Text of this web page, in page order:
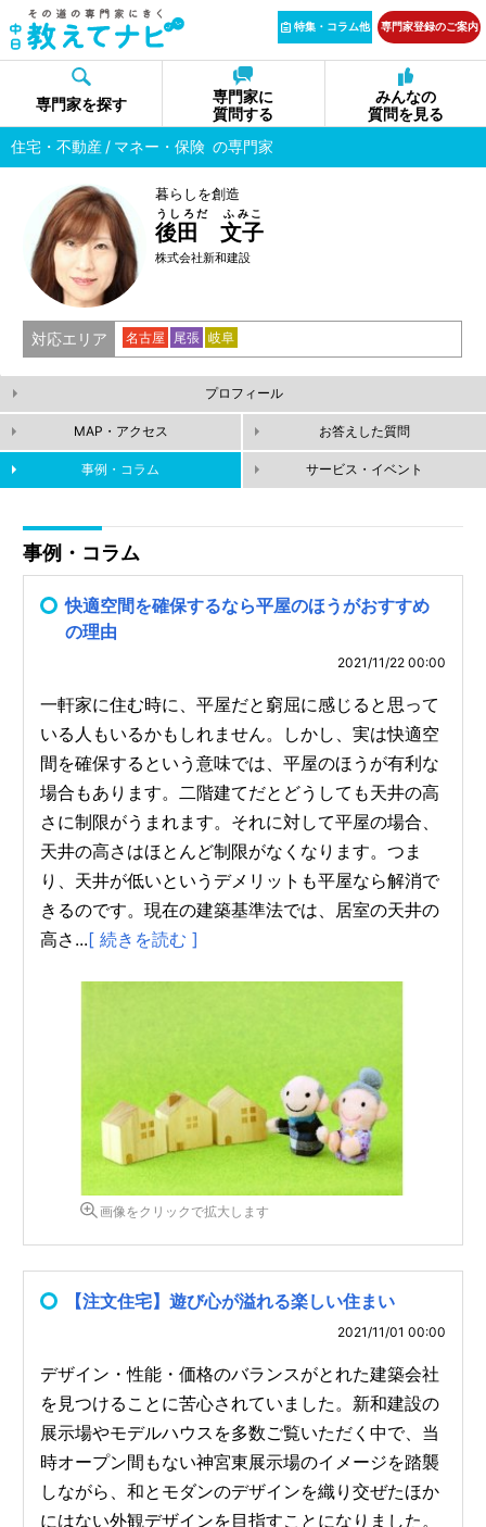
特集・コラム他 専門家登録のご案内
専門家を探す
専門家に
質問する
みんなの
質問を見る
住宅・不動産
マネー・保険 の専門家
暮らしを創造
後田 文子
うしろだ ふみこ
株式会社新和建設
対応エリア 名古屋 尾張 岐阜
プロフィール
MAP・アクセス お答えした質問
事例・コラム サービス・イベント
事例・コラム
快適空間を確保するなら平屋のほうがおすすめ
の理由
2021/11/22 00:00
一軒家に住む時に、平屋だと窮屈に感じると思って
いる人もいるかもしれません。しかし、実は快適空
間を確保するという意味では、平屋のほうが有利な
場合もあります。二階建てだとどうしても天井の高
さに制限がうまれます。それに対して平屋の場合、
天井の高さはほとんど制限がなくなります。つま
り、天井が低いというデメリットも平屋なら解消で
きるのです。現在の建築基準法では、居室の天井の
高さ...[ 続きを読む ]
画像をクリックで拡大します
【注文住宅】遊び心が溢れる楽しい住まい
2021/11/01 00:00
デザイン・性能・価格のバランスがとれた建築会社
を見つけることに苦心されていました。新和建設の
展示場やモデルハウスを多数ご覧いただく中で、当
時オープン間もない神宮東展示場のイメージを踏襲
しながら、和とモダンのデザインを織り交ぜたほか
にはない外観デザインを目指すことになりました。